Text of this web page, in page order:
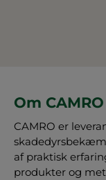
Om CAMRO
CAMRO er
af praktisk
produkter og